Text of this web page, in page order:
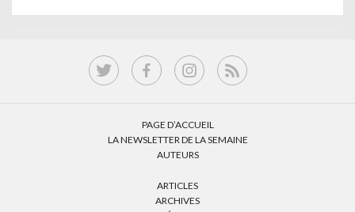
PAGE D’ACCUEIL
LA NEWSLETTER DE LA SEMAINE
AUTEURS
ARTICLES
ARCHIVES